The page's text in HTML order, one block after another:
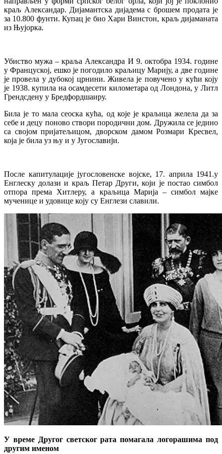
краљ Александар. Дијамантска дијадема с брошем продата је
за 10.800 фунти. Купац је био Хари Винстон, краљ дијаманата
из Њујорка.
Убиство мужа – краља Александра И 9. октобра 1934. године
у Француској, ешко је погодило краљицу Марију, а две године
је провела у дубокој црнини. Живела је повучено у кући коју
је 1938. купила на осамдесети километара од Лондона, у Литл
Грендсдену у Бредфордшаиру.
Била је то мала сеоска кућа, од које је краљица желела да за
себе и децу поново створи породични дом. Дружила се једино
са својом пријатељицом, дворском дамом Розмари Кресвел,
која је била уз њу и у Југославији.
После капитулације југословенске војске, 17. априла 1941.у
Енглеску долази и краљ Петар Други, који је постао симбол
отпора према Хитлеру, а краљица Марија – симбол мајке
мученице и удовице коју су Енглези славили.
У време Другог светског рата помагала логорашима под
другим именом